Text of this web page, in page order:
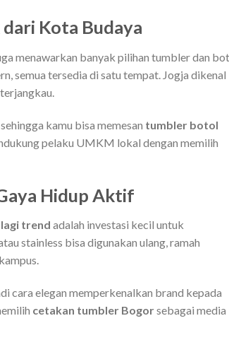
Kota Budaya
menawarkan banyak pilihan tumbler dan
semua tersedia di satu tempat. Jogja dikenal
kamu bisa memesan tumbler botol
pelaku UMKM lokal dengan memilih
Hidup Aktif
trend adalah investasi kecil untuk
stainless bisa digunakan ulang, ramah
cara elegan memperkenalkan brand kepada
cetakan tumbler Bogorsebagai media